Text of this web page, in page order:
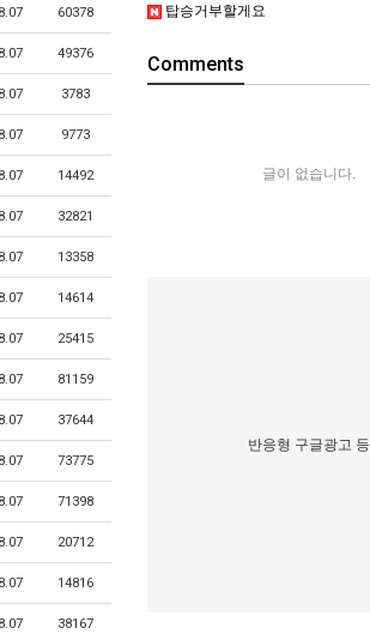
60378
49376
3783
9773
14492
32821
13358
14614
25415
81159
37644
73775
71398
20712
14816
38167
탑승거부할게요
Comments
글이 없습니다.
반응형 구글광고 등